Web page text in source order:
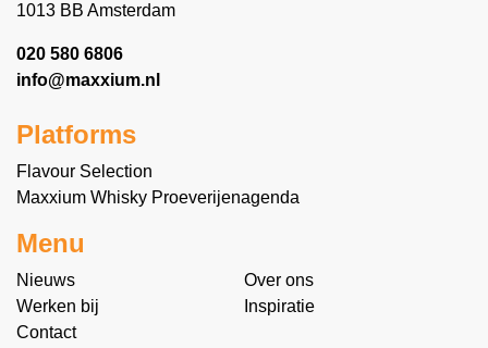
1013 BB Amsterdam
020 580 6806
info@maxxium.nl
Platforms
Flavour Selection
Maxxium Whisky Proeverijenagenda
Menu
Nieuws
Over ons
Werken bij
Inspiratie
Contact